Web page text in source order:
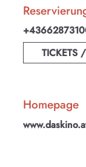
TICKETS
Homepage
KULTplan ABO